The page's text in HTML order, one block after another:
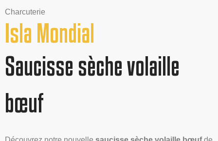
Charcuterie
Isla Mondial
Saucisse sèche volaille
bœuf